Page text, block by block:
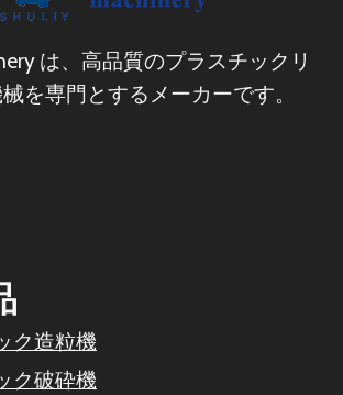
は、高品質のプラスチックリ
を専門とするメーカーです。
ク造粒機
ク破砕機